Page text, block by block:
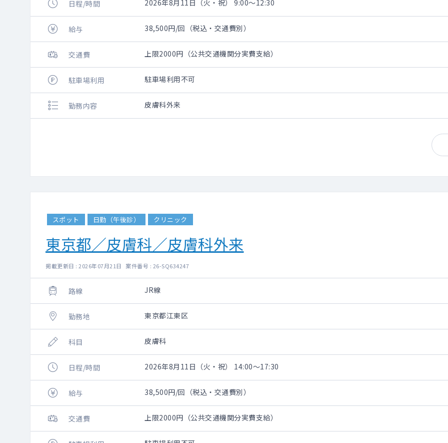
日程/時間 2026年8月11日（火・祝） 9:00～12:30
給与 38,500円/回（税込・交通費別）
交通費 上限2000円（公共交通機関分実費支給）
駐車場利用 駐車場利用不可
勤務内容 皮膚科外来
スポット 日勤（午後診） クリニック
東京都／皮膚科／皮膚科外来
掲載更新日 : 2026年07月21日 案件番号 : 26-SQ634247
路線 JR線
勤務地 東京都江東区
科目 皮膚科
日程/時間 2026年8月11日（火・祝） 14:00～17:30
給与 38,500円/回（税込・交通費別）
交通費 上限2000円（公共交通機関分実費支給）